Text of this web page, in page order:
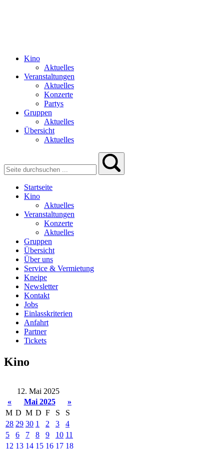
Kino
Aktuelles
Veranstaltungen
Aktuelles
Konzerte
Partys
Gruppen
Aktuelles
Übersicht
Aktuelles
Startseite
Kino
Aktuelles
Veranstaltungen
Konzerte
Aktuelles
Gruppen
Übersicht
Über uns
Service & Vermietung
Kneipe
Newsletter
Kontakt
Jobs
Einlasskriterien
Anfahrt
Partner
Tickets
Kino
12. Mai 2025
«
Mai 2025
»
M D M D F S
S
28 29 30 1 2 3
4
5
6 7 8 9 10 11
12 13 14 15 16 17 18